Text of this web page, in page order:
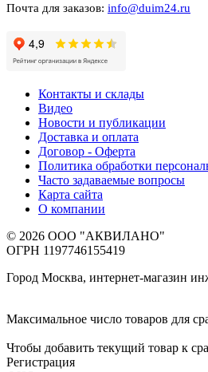
Почта для заказов: info@duim24.ru
Контакты и склады
Видео
Новости и публикации
Доставка и оплата
Договор - Оферта
Политика обработки
Часто задаваемые вопросы
Карта сайта
О компании
© 2026 ООО "АКВИЛАНО"
ОГРН 1197746155419
Город Москва, интернет-магазин
Максимальное число товаров для
Чтобы добавить текущий товар к
Регистрация